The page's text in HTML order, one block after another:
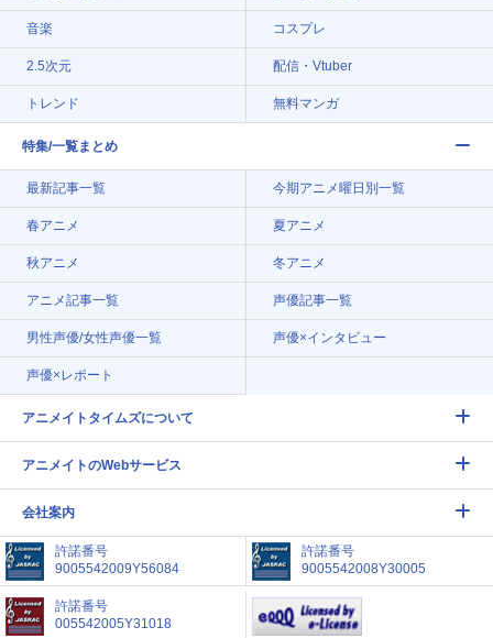
音楽 コスプレ
2.5次元 配信・Vtuber
トレンド 無料マンガ
特集/一覧まとめ
最新記事一覧 今期アニメ曜日別一覧
春アニメ 夏アニメ
秋アニメ 冬アニメ
アニメ記事一覧 声優記事一覧
男性声優/女性声優一覧 声優×インタビュー
声優×レポート
アニメイトタイムズについて
アニメイトのWebサービス
会社案内
許諾番号
9005542009Y56084
許諾番号
9005542008Y30005
許諾番号
005542005Y31018